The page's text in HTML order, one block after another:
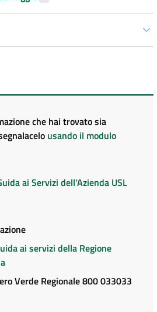
che hai trovato sia
usando il modulo
ai Servizi dell'Azienda USL
ai servizi della Regione
Verde Regionale 800 033033